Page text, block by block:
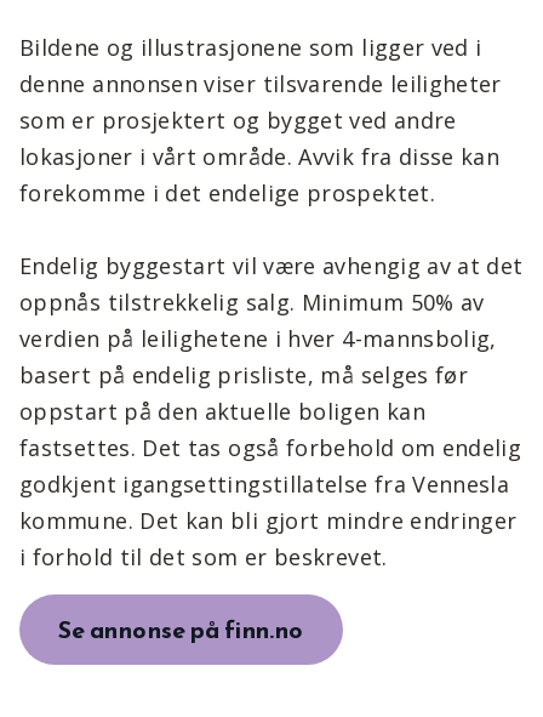
Bildene og illustrasjonene som ligger ved i
denne annonsen viser tilsvarende leiligheter
som er prosjektert og bygget ved andre
lokasjoner i vårt område. Avvik fra disse kan
forekomme i det endelige prospektet.
Endelig byggestart vil være avhengig av at det
oppnås tilstrekkelig salg. Minimum 50% av
verdien på leilighetene i hver 4-mannsbolig,
basert på endelig prisliste, må selges før
oppstart på den aktuelle boligen kan
fastsettes. Det tas også forbehold om endelig
godkjent igangsettingstillatelse fra Vennesla
kommune. Det kan bli gjort mindre endringer
i forhold til det som er beskrevet.
Se annonse på finn.no